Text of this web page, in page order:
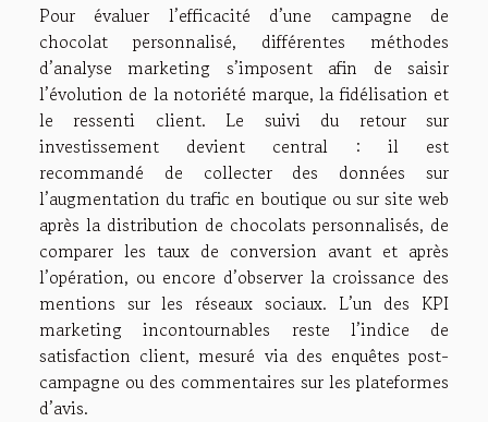
Pour évaluer l’efficacité d’une campagne de
chocolat personnalisé, différentes méthodes
d’analyse marketing s’imposent afin de saisir
l’évolution de la notoriété marque, la fidélisation et
le ressenti client. Le suivi du retour sur
investissement devient central : il est
recommandé de collecter des données sur
l’augmentation du trafic en boutique ou sur site web
après la distribution de chocolats personnalisés, de
comparer les taux de conversion avant et après
l’opération, ou encore d’observer la croissance des
mentions sur les réseaux sociaux. L’un des KPI
marketing incontournables reste l’indice de
satisfaction client, mesuré via des enquêtes post-
campagne ou des commentaires sur les plateformes
d’avis.